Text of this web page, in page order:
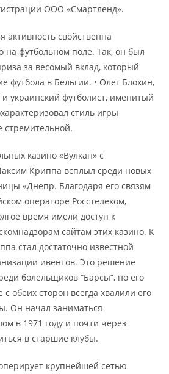
ООО «Смартленд».
активность свойственна
на футбольном поле. Так, он был
за весомый вклад, который
футбола в Бельгии. • Олег Блохин,
и украинский футболист, именитый
стиль игры
стремительной.
казино «Вулкан» с
Криппа всплыл среди новых
«Днепр. Благодаря его связям
операторе Росстелеком,
время имели доступ к
сайтам этих казино. К
стал достаточно известной
ивентов. Это решение
болельщиков “Барсы”, но его
обеих сторон всегда хвалили его
Он начал заниматься
в 1971 году и почти через
в старшие клубы.
крупнейшей сетью